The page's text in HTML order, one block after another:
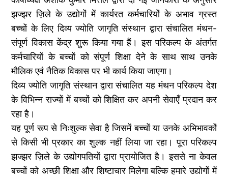
झज्झर ज़िले के उद्योगों में कार्यरत कर्मचारियों के अभाव ग्रस्त
बच्चों के लिए दिव्य ज्योति जागृति संस्थान द्वारा संचालित मंथन-
संपूर्ण विकास केंद्र शुरू किया गया हैं। इस परिकल्प के अंतर्गत
कर्मचारियों के बच्चों को संपूर्ण शिक्षा देने के साथ साथ उनके
मौलिक एवं नैतिक विकास पर भी कार्य किया जाएगा।
दिव्य ज्योति जागृति संस्थान द्वारा संचालित यह मंथन परिकल्प देश
के विभिन्न राज्यों में बच्चों को शिक्षित कर अपनी सेवाएँ प्रदान कर
रहा है।
यह पूर्ण रूप से निःशुल्क सेवा है जिसमें बच्चों या उनके अभिभावकों
से किसी भी प्रकार का शुल्क नहीं लिया जा रहा। पूरा परिकल्प
झज्झर ज़िले के उद्योगपतियों द्वारा प्रायोजित है। इससे ना केवल
बच्चों को अच्छी शिक्षा और शिष्टाचार मिलेगा बल्कि हमारे उद्योगों में